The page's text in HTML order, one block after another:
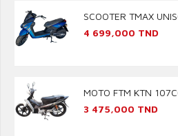
SCOOTER TMAX
Prix
4 699,000 TND
MOTO FTM KTN
Prix
3 475,000 TND